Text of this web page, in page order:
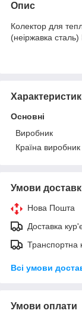
Опис
Колектор для
(неіржавка
Основні
Виробник
Країна виробник
Умови
Нова Пошта
Доставка
Транспортна
Всі умови
Умови оплати